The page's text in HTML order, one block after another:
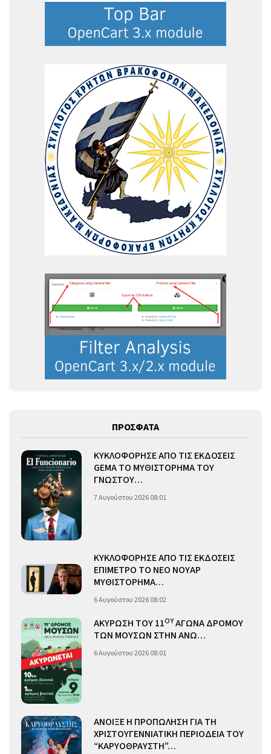
ΠΡΟΣΦΑΤΑ
ΚΥΚΛΟΦΟΡΗΣΕ ΑΠΟ ΤΙΣ ΕΚΔΟΣΕΙΣ
GEMA ΤΟ ΜΥΘΙΣΤΟΡΗΜΑ ΤΟΥ
ΓΝΩΣΤΟΥ…
7 Αυγούστου 2026 08:01
ΚΥΚΛΟΦΟΡΗΣΕ ΑΠΟ ΤΙΣ ΕΚΔΟΣΕΙΣ
ΕΠΙΜΕΤΡΟ ΤΟ ΝΕΟ ΝΟΥΑΡ
ΜΥΘΙΣΤΟΡΗΜΑ…
6 Αυγούστου 2026 08:02
ΑΚΥΡΩΣΗ ΤΟΥ 11ΟΥΑΓΩΝΑ ΔΡΟΜΟΥ
ΤΩΝ ΜΟΥΣΩΝ ΣΤΗΝ ΑΝΩ…
6 Αυγούστου 2026 08:01
ΑΝΟΙΞΕ Η ΠΡΟΠΩΛΗΣΗ ΓΙΑ ΤΗ
ΧΡΙΣΤΟΥΓΕΝΝΙΑΤΙΚΗ ΠΕΡΙΟΔΕΙΑ ΤΟΥ
“ΚΑΡΥΟΘΡΑΥΣΤΗ”…